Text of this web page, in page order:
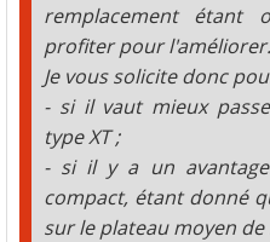
remplacement étant
profiter pour l'améliorer.
Je vous solicite donc
- si il vaut mieux
type XT ;
- si il y a un
compact, étant donné
sur le plateau moyen